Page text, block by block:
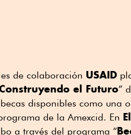
de colaboración USAID
el Futuro”
disponibles como una
de la Amexcid. En El
a través del programa “